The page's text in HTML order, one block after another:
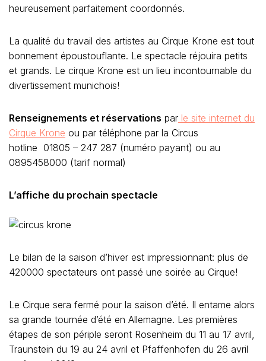
heureusement parfaitement coordonnés.
La qualité du travail des artistes au Cirque Krone est tout
bonnement époustouflante. Le spectacle réjouira petits
et grands. Le cirque Krone est un lieu incontournable du
divertissement munichois!
Renseignements et réservations par le site internet du
Cirque Krone ou par téléphone par la Circus
hotline 01805 – 247 287 (numéro payant) ou au
0895458000 (tarif normal)
L’affiche du prochain spectacle
Le bilan de la saison d’hiver est impressionnant: plus de
420000 spectateurs ont passé une soirée au Cirque!
Le Cirque sera fermé pour la saison d’été. Il entame alors
sa grande tournée d’été en Allemagne. Les premières
étapes de son périple seront Rosenheim du 11 au 17 avril,
Traunstein du 19 au 24 avril et Pfaffenhofen du 26 avril